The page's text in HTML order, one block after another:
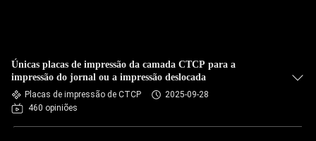
Únicas placas de impressão da camada CTCP para a
impressão do jornal ou a impressão deslocada
Placas de impressão de CTCP
2025-09-28
460 opiniões